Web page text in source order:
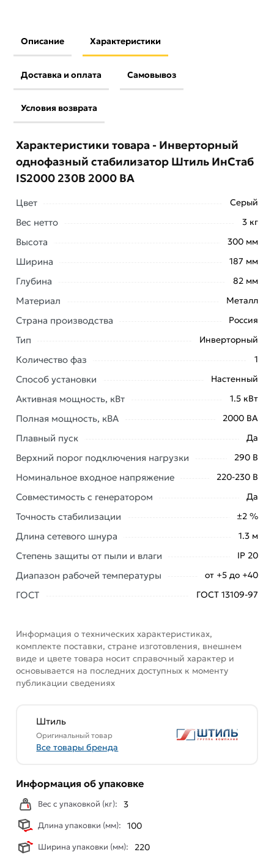
Описание Характеристики
Доставка и оплата Самовывоз
Условия возврата
инверторного типа мощностью 2000 ВА/400 Вт
обеспечит надежную защиту от скачков, просадок и
колебаний напряжения в электросети следующей
электроники котлов отопления;
насосной техники;
телевизоров, аудио- и видеотехники;
компьютеров и периферийного
оборудования;
небольшой потребляемой мощностью.
Стабилизатор разработан и производится в России,
он отлично адаптирован под специфику работы
Качество его работы подтверждено сертификатом
соответствия Таможенного союза (EAC). На модель
Условия доставки и цены на товар Инверторный
однофазный стабилизатор Штиль ИнСтаб IS2000
230В 2000 ВА из категорииОднофазные цифровые
настенныедействительны в Москве и области.
заказ и свяжутся с Вами для согласования условий
доставки или самовывоза. Перед оформлением
онлайн заказа рекомендуем ознакомиться с
Данний товар от производителя
соответствует всем стандартам качества. Возврат
купленного товарa в течение 7 дней (наличие чека
обязательно).
Характеристики товара - Инверторный
однофазный стабилизатор Штиль ИнСтаб
IS2000 230В 2000 ВА
Цвет Серый
Вес нетто 3 кг
Высота 300 мм
Ширина 187 мм
Глубина 82 мм
Материал Металл
Страна производства Россия
Тип Инверторный
Количество фаз 1
Способ установки Настенный
Активная мощность, кВт 1.5 кВт
Полная мощность, кВА 2000 ВА
Плавный пуск Да
Верхний порог подключения нагрузки 290 В
Номинальное входное напряжение 220-230 В
Совместимость с генератором Да
Точность стабилизации ±2 %
Длина сетевого шнура 1.3 м
Степень защиты от пыли и влаги IP 20
Диапазон рабочей температуры от +5 до +40
ГОСТ ГОСТ 13109-97
Информация о технических характеристиках,
комплекте поставки, стране изготовления, внешнем
виде и цвете товара носит справочный характер и
основывается на последних доступных к моменту
публикации сведениях
Штиль
Оригинальный товар
Все товары бренда
Информация об упаковке
Вес с упаковкой (кг): 3
Длина упаковки (мм): 100
Ширина упаковки (мм): 220